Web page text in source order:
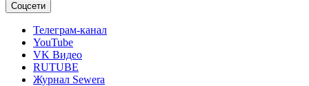
Соцсети
Телеграм-канал
YouTube
VK Видео
RUTUBE
Журнал Sewera